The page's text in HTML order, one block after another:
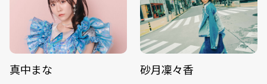
真中まな 砂月凜々香